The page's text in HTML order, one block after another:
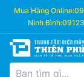
Mua Hàng Online:
Ninh Bình: